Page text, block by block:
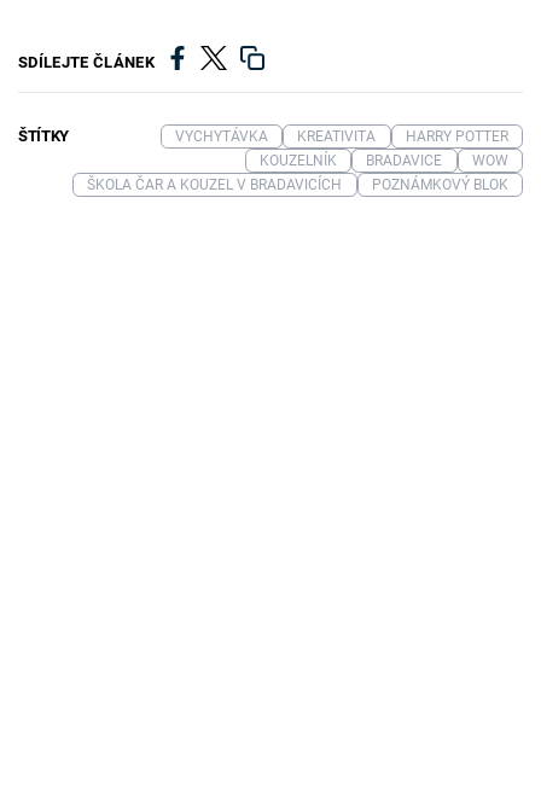
SDÍLEJTE ČLÁNEK
ŠTÍTKY VYCHYTÁVKA KREATIVITA
HARRY POTTER
KOUZELNÍK
BRADAVICE
WOW
ŠKOLA ČAR A KOUZEL V BRADAVICÍCH
POZNÁMKOVÝ BLOK